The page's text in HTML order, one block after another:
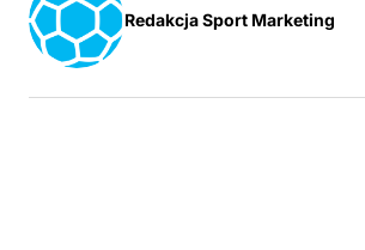
Redakcja Sport Marketing